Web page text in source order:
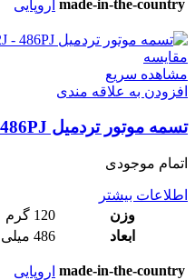
made-in-the-country اروپایی
مقایسه
مشاهده سریع
افزودن به علاقه مندی
تسمه موتور تردمیل 192J – 486PJ (شیاری)
اتمام موجودی
اطلاعات بیشتر
وزن
120 گرم
ابعاد
486 میلی‌متر
made-in-the-country اروپایی